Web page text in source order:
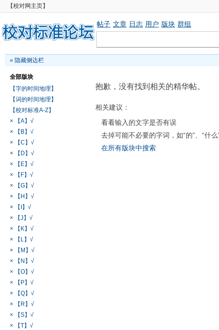
【校对网主页】
帖子 文章 日志 用户 版块 群组
« 隐藏侧边栏
全部版块
【字的时间地理】
【词的时间地理】
【校对标准A-Z】
× 【A】√
× 【B】√
× 【C】√
× 【D】√
× 【E】√
× 【F】√
× 【G】√
× 【H】√
× 【I】√
× 【J】√
× 【K】√
× 【L】√
× 【M】√
× 【N】√
× 【O】√
× 【P】√
× 【Q】√
× 【R】√
× 【S】√
× 【T】√
抱歉，没有找到相关的精华帖。
相关建议：
看看输入的文字是否有误
去掉可能不必要的字词，如“的”、“什么
在所有版块中搜索